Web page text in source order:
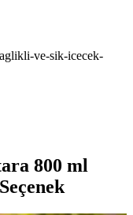
ve-sik-icecek-
800 ml